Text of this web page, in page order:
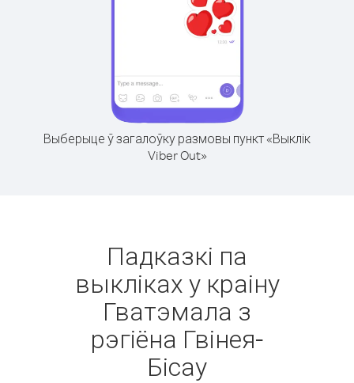
Выберыце ў загалоўку размовы пункт «Выклік
Viber Out»
Падказкі па
выкліках у краіну
Гватэмала з
рэгіёна Гвінея-
Бісау